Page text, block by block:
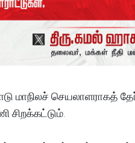
மாநிலச் செயலாளராகத்
சிறக்கட்டும்.